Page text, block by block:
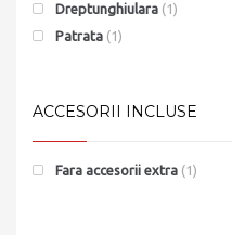
Dreptunghiulara (1)
Patrata (1)
ACCESORII INCLUSE
Fara accesorii extra (1)